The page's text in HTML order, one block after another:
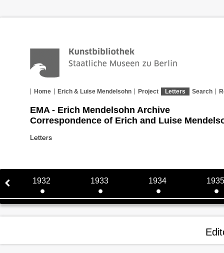
Home Erich & Luise Mendelsohn Project Letters Search
EMA - Erich Mendelsohn Archive
Correspondence of Erich and Luise
Letters
1932 1933 1934 1935